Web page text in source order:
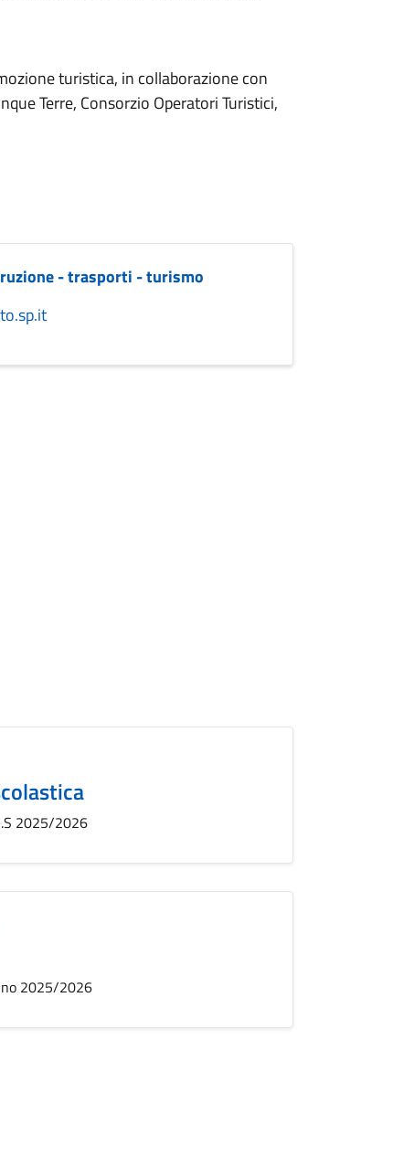
turistica, in collaborazione con
Terre, Consorzio Operatori Turistici,
- trasporti - turismo
2025/2026
2025/2026